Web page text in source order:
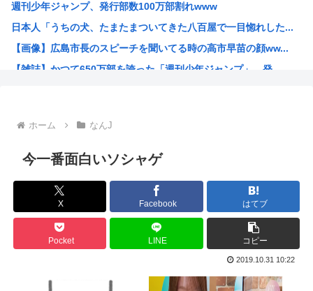
原爆投下81年
「おっちゃん女の子になってスクール水着を着たいねん」60...
警察官が60歳のおじいちゃんを射◯する動画が流出しやりす...
週刊少年ジャンプ、発行部数100万部割れwww
日本人「うちの犬、たまたまついてきた八百屋で一目惚れした...
【画像】広島市長のスピーチを聞いてる時の高市早苗の顔ww...
【雑誌】かつて650万部を誇った「週刊少年ジャンプ」、発...
海外「全部日本の真似だったのか…」 日本の普通のテレビ番...
海外「まるでトランプ」FIFAがW杯開催都市と結んだ約束...
Win95開発者「日本でITが3Kと呼ばれるのは企業が根...
海外「その通り！」日本人ならどこでも発展させると語る世界...
【1966年】 母の日に9歳の息子が帰らなかった——容疑...
日本人「うちの犬、たまたまついてきた八百屋で一目惚れした...
海外「まるでトランプ」FIFAがW杯開催都市と結んだ約束...
ホーム なんJ
今一番面白いソシャゲ
X Facebook はてブ
Pocket LINE コピー
2019.10.31 10:22